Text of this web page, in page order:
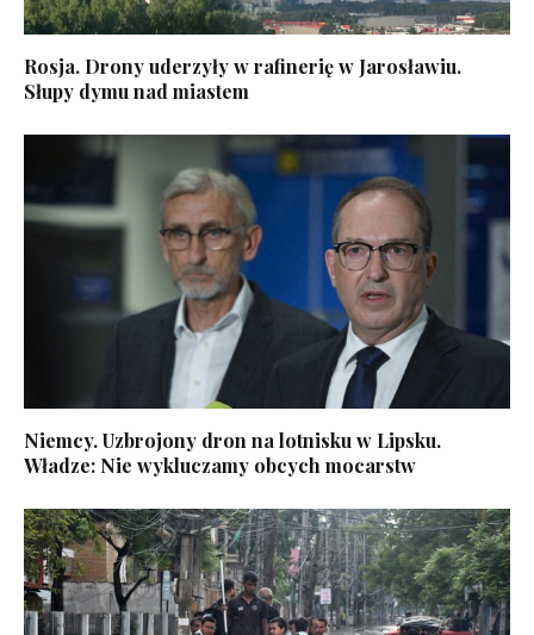
Rosja. Drony uderzyły w rafinerię w Jarosławiu.
Słupy dymu nad miastem
Niemcy. Uzbrojony dron na lotnisku w Lipsku.
Władze: Nie wykluczamy obcych mocarstw